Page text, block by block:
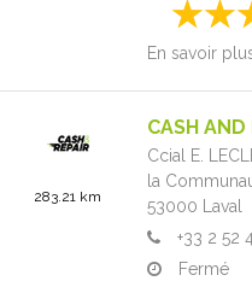
En savoir
283.21 km
CASH AND
Ccial E.
la
53000 Laval
+33 2 52
Fermé